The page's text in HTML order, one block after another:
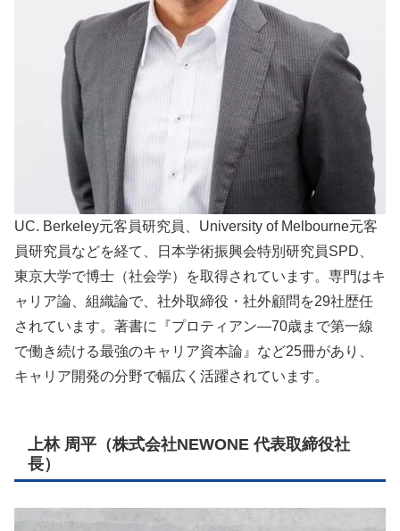
UC. Berkeley元客員研究員、University of Melbourne元客
員研究員などを経て、日本学術振興会特別研究員SPD、
東京大学で博士（社会学）を取得されています。専門はキ
ャリア論、組織論で、社外取締役・社外顧問を29社歴任
されています。著書に『プロティアン―70歳まで第一線
で働き続ける最強のキャリア資本論』など25冊があり、
キャリア開発の分野で幅広く活躍されています。
上林 周平（株式会社NEWONE 代表取締役社
長）